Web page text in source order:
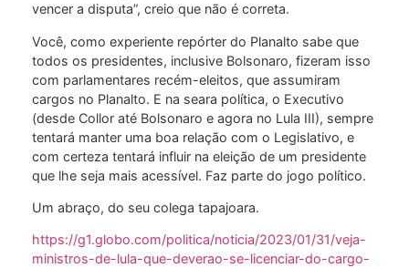
vencer a disputa”, creio que não é correta.
Você, como experiente repórter do Planalto sabe que
todos os presidentes, inclusive Bolsonaro, fizeram isso
com parlamentares recém-eleitos, que assumiram
cargos no Planalto. E na seara política, o Executivo
(desde Collor até Bolsonaro e agora no Lula III), sempre
tentará manter uma boa relação com o Legislativo, e
com certeza tentará influir na eleição de um presidente
que lhe seja mais acessível. Faz parte do jogo político.
Um abraço, do seu colega tapajoara.
https://g1.globo.com/politica/noticia/2023/01/31/veja-
ministros-de-lula-que-deverao-se-licenciar-do-cargo-